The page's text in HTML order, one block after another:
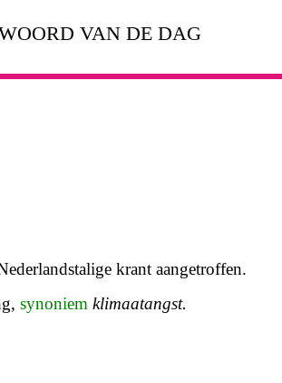
VAN DE DAG
krant aangetroffen.
synoniem klimaatangst.